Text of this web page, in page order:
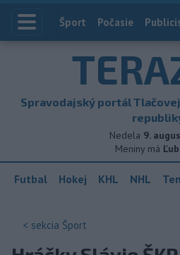
Index
Šport Počasie
Spravodajský portál
Nedela 9.
Meniny má
Futbal Hokej KHL NHL
< sekcia Šport